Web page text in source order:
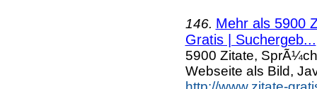
146. Mehr als 5900
Gratis | Suchergeb...
5900 Zitate,
Webseite als Bild,